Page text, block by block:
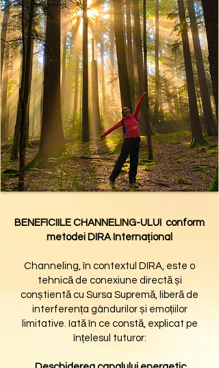
BENEFICIILE CHANNELING-ULUI conform
metodei DIRA Internațional
Channeling, în contextul DIRA, este o
tehnică de conexiune directă și
conștientă cu Sursa Supremă, liberă de
interferența gândurilor și emoțiilor
limitative. Iată în ce constă, explicat pe
înțelesul tuturor: